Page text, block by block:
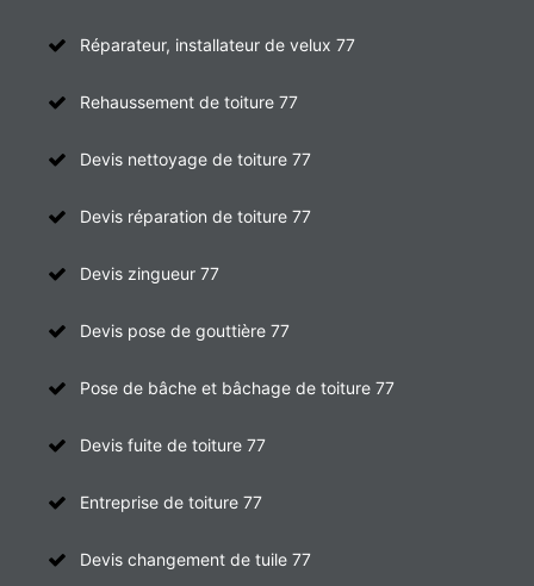
Réparateur, installateur de velux 77
Rehaussement de toiture 77
Devis nettoyage de toiture 77
Devis réparation de toiture 77
Devis zingueur 77
Devis pose de gouttière 77
Pose de bâche et bâchage de toiture 77
Devis fuite de toiture 77
Entreprise de toiture 77
Devis changement de tuile 77